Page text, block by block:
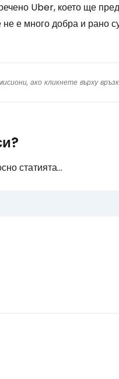
Uber, което ще
е много добра и рано
ако кликнете върху
статията...